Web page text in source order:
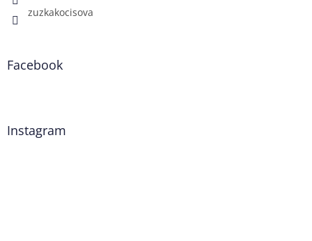
zuzkakocisova
Facebook
Instagram